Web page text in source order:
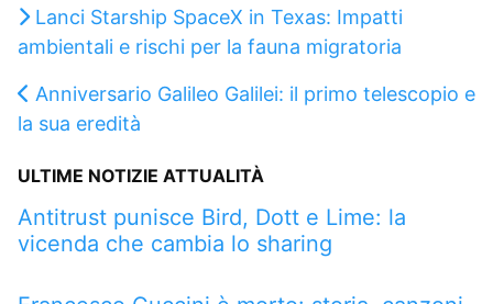
Lanci Starship SpaceX in Texas: Impatti
ambientali e rischi per la fauna migratoria
Anniversario Galileo Galilei: il primo telescopio e
la sua eredità
ULTIME NOTIZIE ATTUALITÀ
Antitrust punisce Bird, Dott e Lime: la
vicenda che cambia lo sharing